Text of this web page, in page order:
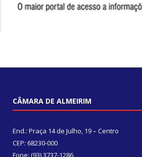
CÂMARA DE ALMEIRIM
End.: Praça 14 de Julho, 19 – Centro
CEP: 68230-000
Fone: (93) 3737-1286